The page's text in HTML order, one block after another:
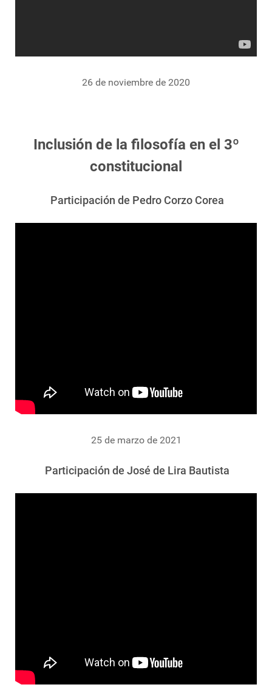
26 de noviembre de 2020
Inclusión de la filosofía en el 3º
constitucional
Participación de Pedro Corzo Corea
25 de marzo de 2021
Participación de José de Lira Bautista